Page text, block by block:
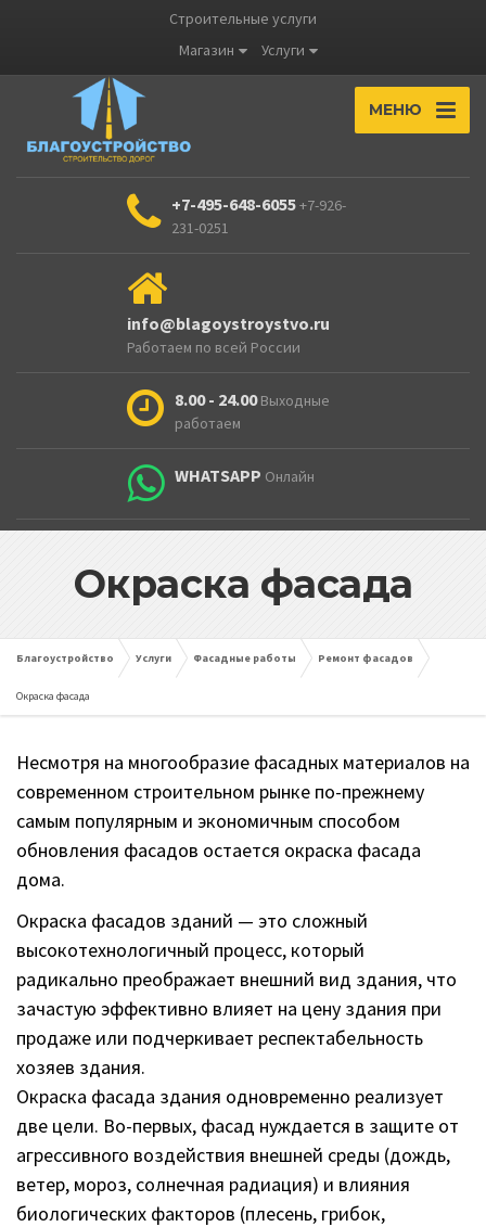
Строительные услуги
Магазин
Услуги
МЕНЮ
+7-495-648-6055+7-926-
231-0251
info@blagoystroystvo.ru
Работаем по всей России
8.00 - 24.00 Выходные
работаем
WHATSAPP Онлайн
Окраска фасада
Благоустройство Услуги Фасадные работы Ремонт фасадов
Окраска фасада
Несмотря на многообразие фасадных материалов на
современном строительном рынке по-прежнему
самым популярным и экономичным способом
обновления фасадов остается окраска фасада
дома.
Окраска фасадов зданий — это сложный
высокотехнологичный процесс, который
радикально преображает внешний вид здания, что
зачастую эффективно влияет на цену здания при
продаже или подчеркивает респектабельность
хозяев здания.
Окраска фасада здания одновременно реализует
две цели. Во-первых, фасад нуждается в защите от
агрессивного воздействия внешней среды (дождь,
ветер, мороз, солнечная радиация) и влияния
биологических факторов (плесень, грибок,